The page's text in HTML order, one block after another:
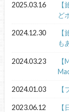
2025.03.16
ど
2024.12.30
も
2024.03.23
2024.01.03
2023.06.12